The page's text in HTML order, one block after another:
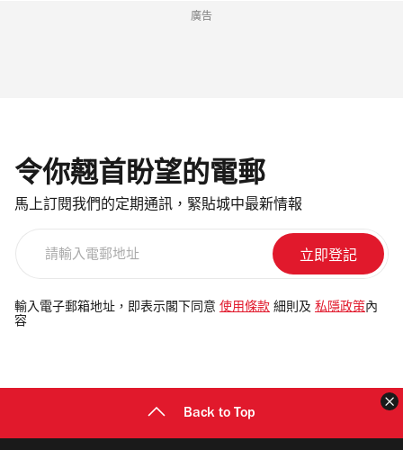
廣告
令你翹首盼望的電郵
馬上訂閱我們的定期通訊，緊貼城中最新情報
電
郵
輸入電子郵箱地址，即表示閣下同意 使用條款 細則及 私隱政策 內
容
Back to Top